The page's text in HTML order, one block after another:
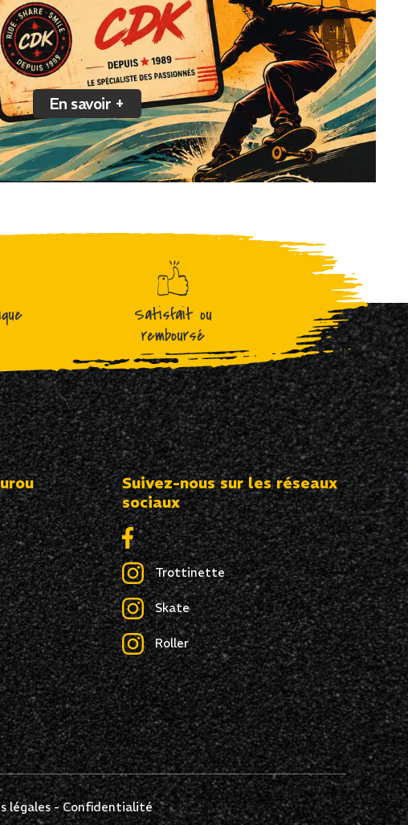
avec les réglementations. Personnalisez vos préférences
En savoir +
Satisfait ou
remboursé
Suivez-nous sur les réseaux
sociaux
Trottinette
Skate
Roller
légales-Confidentialité